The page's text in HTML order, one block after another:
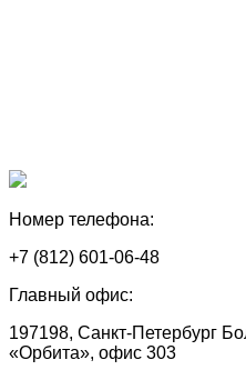
Номер телефона:
+7 (812) 601-06-48
Главный офис:
197198, Санкт-Петербург
«Орбита», офис 303